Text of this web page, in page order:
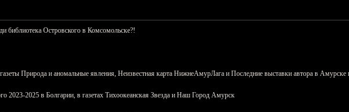
библиотека Островского в Комсомольске?!
Природа и аномальные явления, Неизвестная карта НижнеАмурЛага и Последние выставки автора в Амурске
2023-2025 в Болгарии, в газетах Тихоокеанская Звезда и Наш Город Амурск